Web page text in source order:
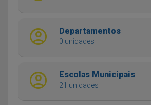
account_circle Departamentos
0 unidades
account_circle Escolas Municipais
21 unidades